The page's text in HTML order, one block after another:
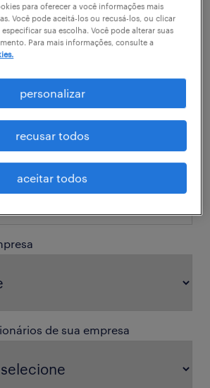
de sua empresa
para oferecer a você informações mais
Você pode aceitá-los ou recusá-los, ou clicar
especificar sua escolha. Você pode alterar suas
Para mais informações, consulte a
personalizar
recusar todos
aceitar todos